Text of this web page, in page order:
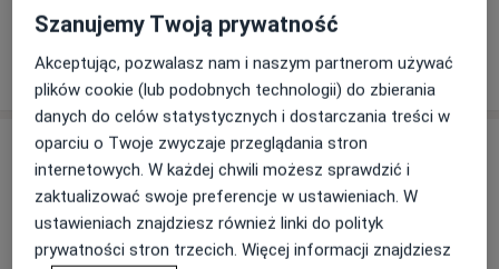
W jaki sposób ustalane są ceny?
Specjaliści
Wszystkie
Szanujemy Twoją prywatność
Akceptując, pozwalasz nam i naszym partnerom używać
plików cookie (lub podobnych technologii) do zbierania
danych do celów statystycznych i dostarczania treści w
oparciu o Twoje zwyczaje przeglądania stron
internetowych. W każdej chwili możesz sprawdzić i
zaktualizować swoje preferencje w ustawieniach. W
ustawieniach znajdziesz również linki do polityk
prywatności stron trzecich. Więcej informacji znajdziesz